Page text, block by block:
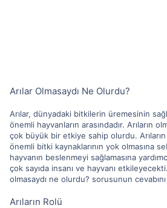
Arılar Olmasaydı Ne Olurdu?
Arılar, dünyadaki bitkilerin üremesinin
önemli hayvanların arasındadır. Arıların
çok büyük bir etkiye sahip olurdu. Arıların
önemli bitki kaynaklarının yok olmasına
hayvanın beslenmeyi sağlamasına
çok sayıda insanı ve hayvanı
olmasaydı ne olurdu? sorusunun cevabını
Arıların Rolü